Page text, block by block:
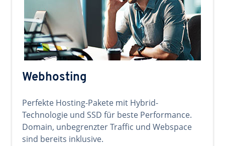
Webhosting
Perfekte Hosting-Pakete mit Hybrid-
Technologie und SSD für beste Performance.
Domain, unbegrenzter Traffic und Webspace
sind bereits inklusive.